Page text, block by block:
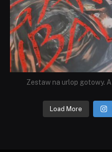
Zestaw na urlop gotowy.
Load More